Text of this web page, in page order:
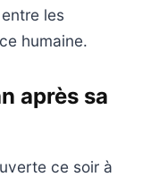
les
humaine.
après sa
ce soir à